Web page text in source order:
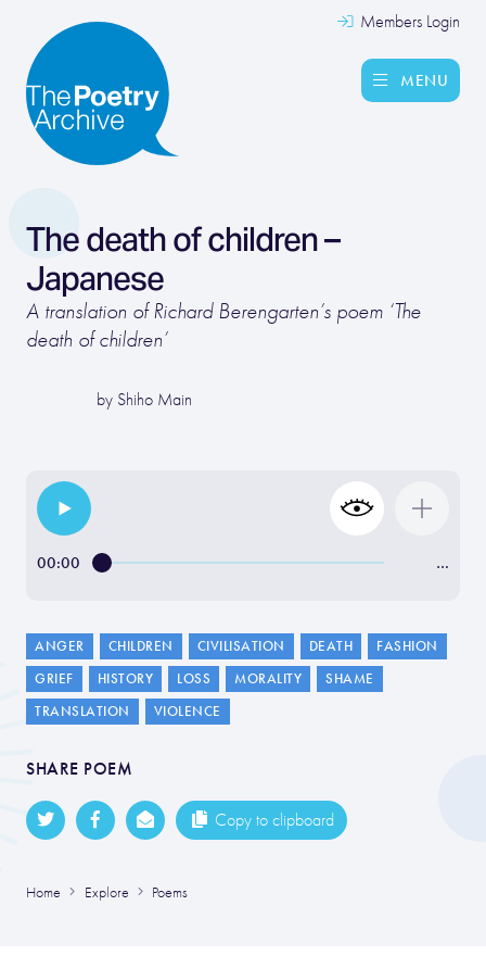
Members Login
MENU
The death of children –
Japanese
A translation of Richard Berengarten’s poem ‘The
death of children’
by Shiho Main
00:00 …
ANGER CHILDREN CIVILISATION DEATH
FASHION
GRIEF
HISTORY LOSS MORALITY
SHAME
TRANSLATION
VIOLENCE
SHARE POEM
Copy to clipboard
Home Explore Poems